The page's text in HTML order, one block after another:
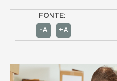
FONTE:
-A +A